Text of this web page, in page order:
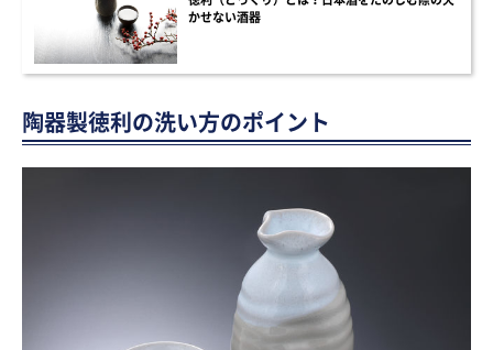
かせない酒器
陶器製徳利の洗い方のポイント